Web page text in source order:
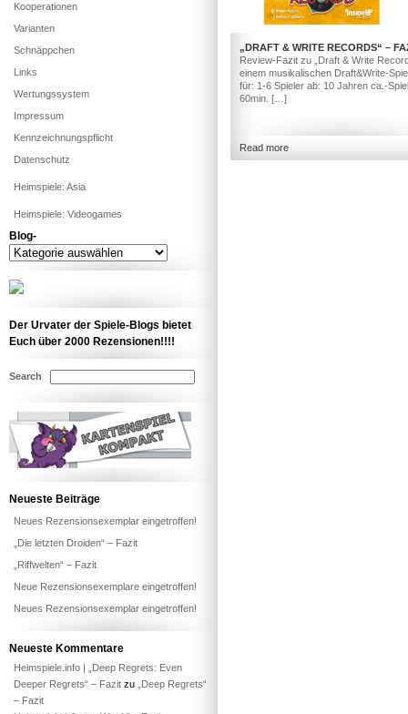
„DRAFT & WRITE RECORDS“ –
Review-Fazit zu „Draft & Write
einem musikalischen Draft&Write-
für: 1-6 Spieler ab: 10 Jahren ca.-
60min. […]
Read more
Kooperationen
Varianten
Schnäppchen
Links
Wertungssystem
Impressum
Kennzeichnungspflicht
Datenschutz
Heimspiele: Asia
Heimspiele: Videogames
Blog-
Blog-
Der Urvater der Spiele-Blogs bietet
Euch über 2000 Rezensionen!!!!
Search
Neueste Beiträge
Neues Rezensionsexemplar eingetroffen!
„Die letzten Droiden“ – Fazit
„Riffwelten“ – Fazit
Neue Rezensionsexemplare eingetroffen!
Neues Rezensionsexemplar eingetroffen!
Neueste Kommentare
Heimspiele.info | „Deep Regrets: Even
Deeper Regrets“ – Fazit zu
„Deep Regrets“
– Fazit